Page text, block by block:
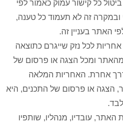
כל קישור עמוק כאמור לפי
ובמקרה זה לא תעמוד כל טענה,
האתר בעניין זה.
לכל נזק שייגרם כתוצאה
מהאתר ומכל הצגה או פרסום של
אחרת. האחריות המלאה
הצגה או פרסום של התכנים, היא
עובדיו, מנהליו, שותפיו